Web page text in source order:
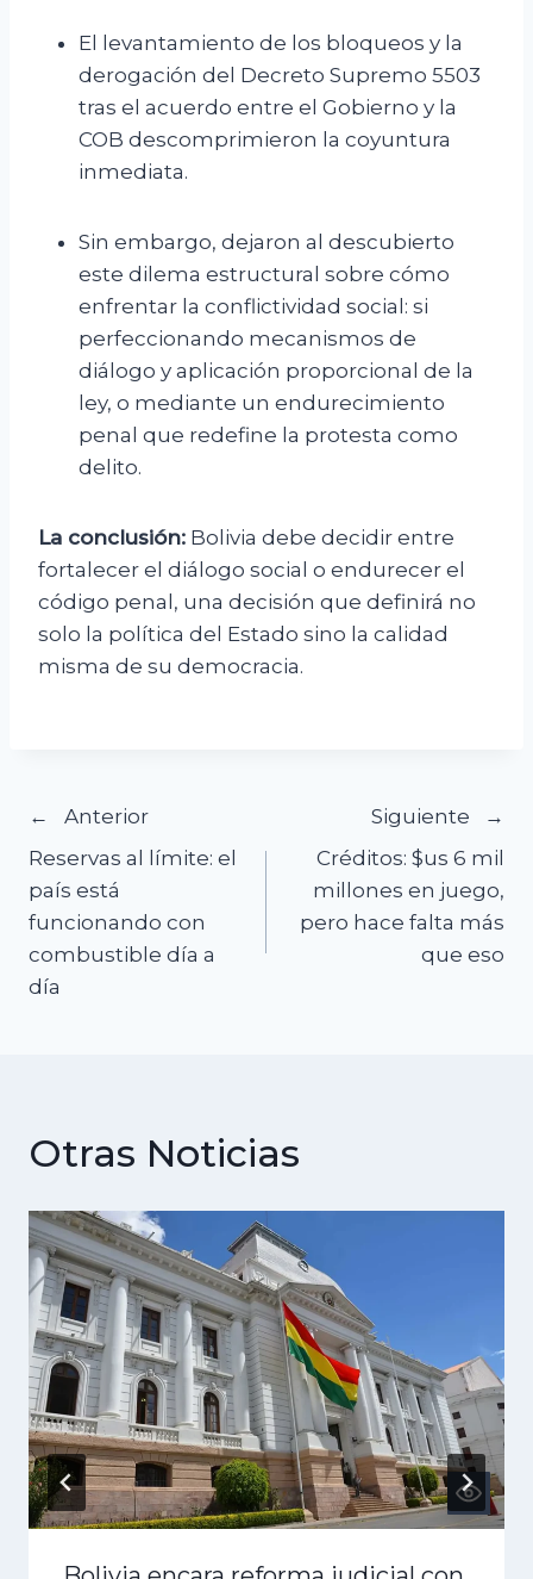
El levantamiento de los bloqueos y la
derogación del Decreto Supremo 5503
tras el acuerdo entre el Gobierno y la
COB descomprimieron la coyuntura
inmediata.
Sin embargo, dejaron al descubierto
este dilema estructural sobre cómo
enfrentar la conflictividad social: si
perfeccionando mecanismos de
diálogo y aplicación proporcional de la
ley, o mediante un endurecimiento
penal que redefine la protesta como
delito.
La conclusión: Bolivia debe decidir entre
fortalecer el diálogo social o endurecer el
código penal, una decisión que definirá no
solo la política del Estado sino la calidad
misma de su democracia.
Navegación
de
entradas
Anterior
Reservas al límite: el
país está
funcionando con
combustible día a
día
Siguiente
Créditos: $us 6 mil
millones en juego,
pero hace falta más
que eso
Otras Noticias